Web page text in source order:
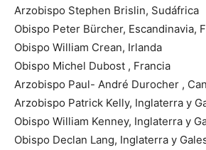
Arzobispo Stephen Brislin, Sudáfrica
Obispo Peter Bürcher, Escandinavia,
Obispo William Crean, Irlanda
Obispo Michel Dubost , Francia
Arzobispo Paul- André Durocher ,
Arzobispo Patrick Kelly, Inglaterra y
Obispo William Kenney, Inglaterra y
Obispo Declan Lang, Inglaterra y